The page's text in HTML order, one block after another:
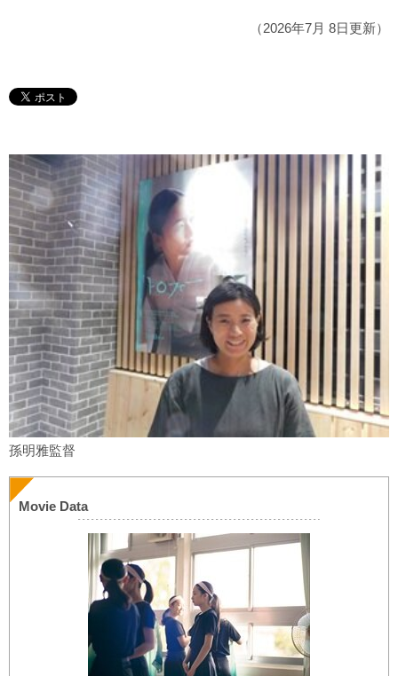
（2026年7月 8日更新）
孫明雅監督
Movie Data